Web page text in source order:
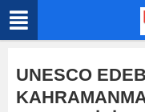
UNESCO